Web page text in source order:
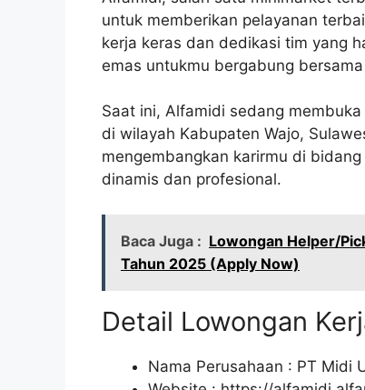
untuk memberikan pelayanan
kerja keras dan dedikasi tim yang
emas untukmu bergabung
Saat ini, Alfamidi sedang
di wilayah Kabupaten Wajo,
mengembangkan karirmu di
dinamis dan profesional.
Baca Juga : Lowongan Helper/
Tahun 2025 (Apply Now)
Detail Lowongan
Nama Perusahaan : PT Midi